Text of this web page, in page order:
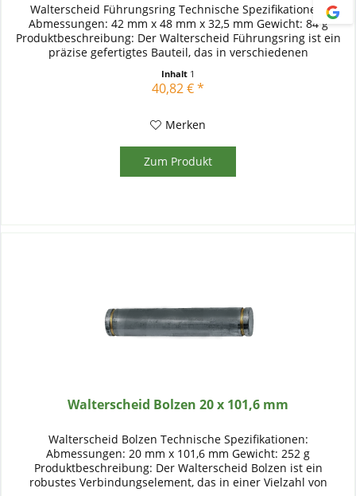
Walterscheid Führungsring Technische Spezifikationen:
Abmessungen: 42 mm x 48 mm x 32,5 mm Gewicht: 84 g
Produktbeschreibung: Der Walterscheid Führungsring ist ein
präzise gefertigtes Bauteil, das in verschiedenen
Inhalt 1
40,82 € *
Merken
Zum Produkt
Walterscheid Bolzen 20 x 101,6 mm
Walterscheid Bolzen Technische Spezifikationen:
Abmessungen: 20 mm x 101,6 mm Gewicht: 252 g
Produktbeschreibung: Der Walterscheid Bolzen ist ein
robustes Verbindungselement, das in einer Vielzahl von